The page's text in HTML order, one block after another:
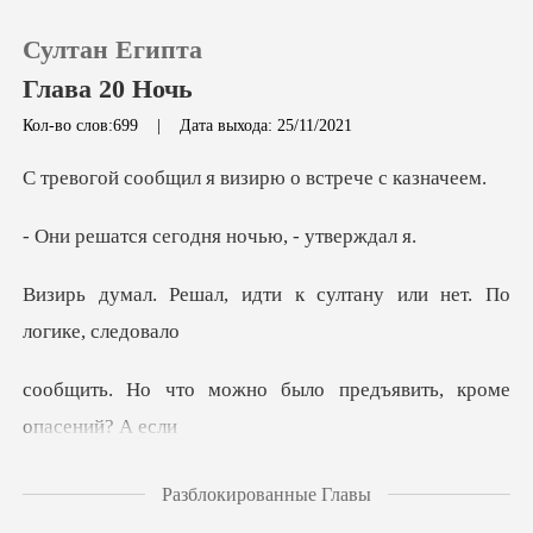
Пополнить
История чтения
Выйти
Султан Египта
Глава 20 Ночь
Кол-во слов:699 | Дата выхода: 25/11/2021
ил я визирю о вс
ся сегодня ночь
, идти к султану или н
но было предъявить,
ловероятно, но все же
Разблокированные Главы